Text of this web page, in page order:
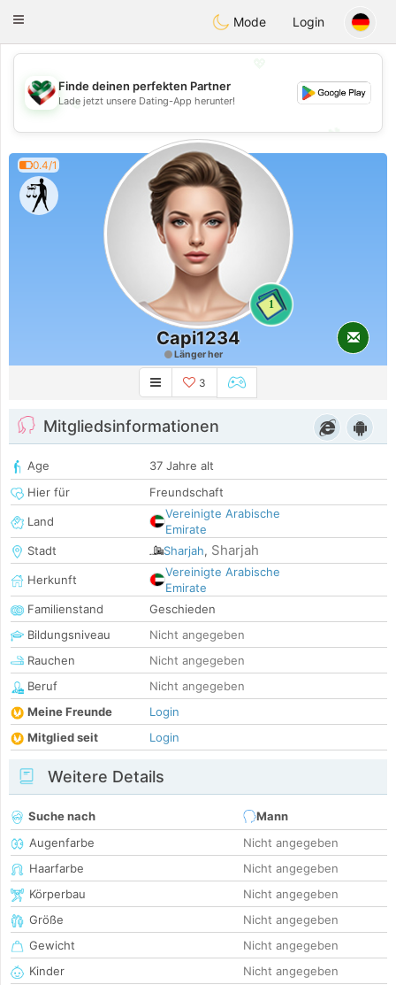
KuwaitChat
Toggle
Mode Login
💖
💕
💕
Finde deinen perfekten Partner
Lade jetzt unsere Dating-App herunter!
0.4/1
1
Capi1234
Länger her
3
Mitgliedsinformationen
Age
37 Jahre alt
Hier für
Freundschaft
Land
Vereinigte Arabische
Emirate
Stadt
Sharjah, Sharjah
Herkunft
Vereinigte Arabische
Emirate
Familienstand
Geschieden
Bildungsniveau
Nicht angegeben
Rauchen
Nicht angegeben
Beruf
Nicht angegeben
Meine Freunde
Login
Mitglied seit
Login
Weitere Details
Suche nach
Mann
Augenfarbe
Nicht angegeben
Haarfarbe
Nicht angegeben
Körperbau
Nicht angegeben
Größe
Nicht angegeben
Gewicht
Nicht angegeben
Kinder
Nicht angegeben